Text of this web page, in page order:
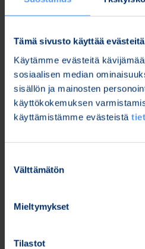
Tämä sivusto käyttää evästeitä
Käytämme evästeitä
sosiaalisen median
sisällön ja mainosten
käyttökokemuksen
käyttämistämme evästeistä
valinta
Välttämätön
Mieltymykset
Tilastot
pitkillä etäisyyksillä
liiketoimintasegmentin
Bittium ja Telia jatkavat
ja validoimista
Lisätietoja:
Tommi Kangas
Defense & Security -
Bittium
Sähköposti:
Mission Critical -yksikön